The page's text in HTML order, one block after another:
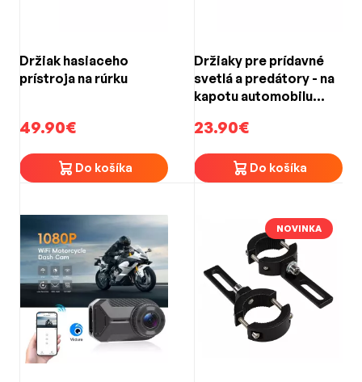
Držiak hasiaceho
prístroja na rúrku
49.90€
Do košíka
Držiaky pre prídavné
svetlá a predátory - na
kapotu automobilu
23.90€
Do košíka
NOVINKA